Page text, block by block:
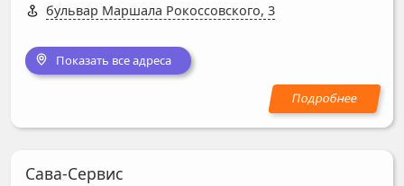
бульвар Маршала Рокоссовского, 3
Показать все адреса
Сава-Сервис